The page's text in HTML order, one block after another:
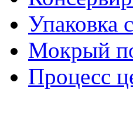
Упаковка
Мокрый
Процесс